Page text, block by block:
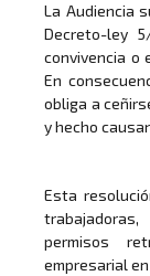
La Audiencia
Decreto-ley
convivencia o
En
obliga a
y hecho
Esta
permisos
empresarial